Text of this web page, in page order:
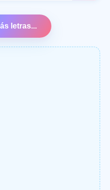
letras...